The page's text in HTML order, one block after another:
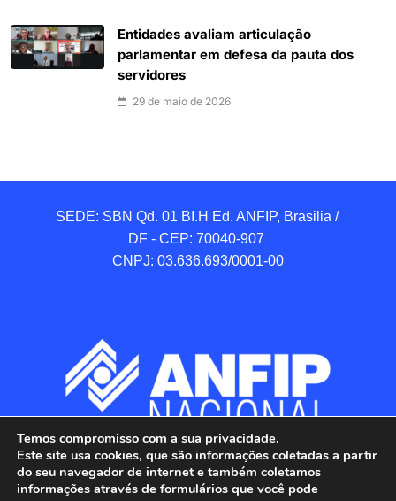
Entidades avaliam articulação
parlamentar em defesa da pauta dos
servidores
29 de maio de 2026
SEDE: SBN Qd. 01 BI.H Ed. ANFIP, Brasilia /
DF - CEP: 70040-907
CNPJ: 03.636.693/0001-00
Temos compromisso com a sua privacidade.
Este site usa cookies, que são informações coletadas a partir
do seu navegador de internet e também coletamos
informações através de formulários que você pode